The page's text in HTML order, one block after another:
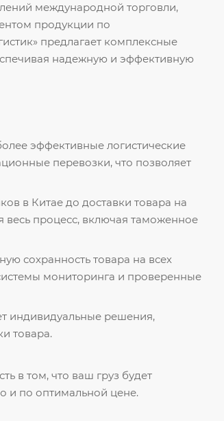
международной торговли,
продукции по
предлагает комплексные
надежную и эффективную
эффективные логистические
перевозки, что позволяет
в Китае до доставки товара на
весь процесс, включая таможенное
сохранность товара на всех
мониторинга и проверенные
индивидуальные решения,
товара.
в том, что ваш груз будет
и по оптимальной цене.